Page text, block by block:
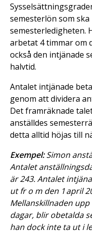
semesterlön som
semesterledigheten.
arbetat 4 timmar om
också den intjänade
halvtid.
Antalet intjänade
genom att dividera
Det framräknade
anställdes
detta alltid höjas till
Exempel:Simon
Antalet
är 243. Antalet
ut fr o m den 1 april
Mellanskillnaden
dagar, blir obetalda
han dock inte ta ut i